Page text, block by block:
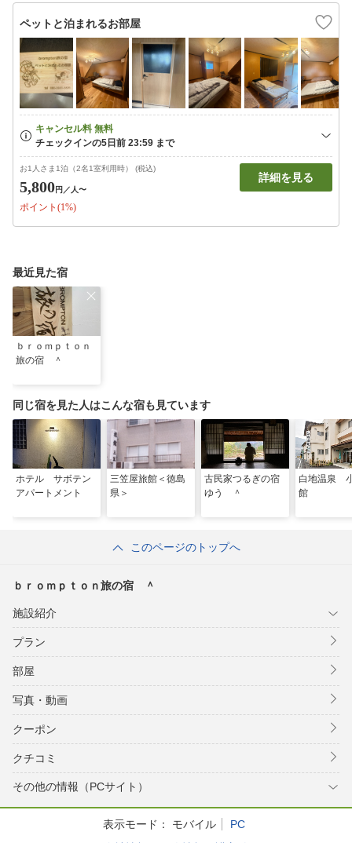
ペットと泊まれるお部屋
お1人さま1泊（2名1室利用時） (税込)
5,800円 ／人〜
ポイント(1%)
詳細を見る
最近見た宿
ｂｒｏｍｐｔｏｎ
旅の宿 ＾
同じ宿を見た人はこんな宿も見ています
ホテル サボテン
アパートメント
三笠屋旅館＜徳島
県＞
古民家つるぎの宿
ゆう ＾
白地温泉
館
このページのトップへ
ｂｒｏｍｐｔｏｎ旅の宿 ＾
施設紹介
プラン
部屋
写真・動画
クーポン
クチコミ
その他の情報（PCサイト）
表示モード： モバイル
PC